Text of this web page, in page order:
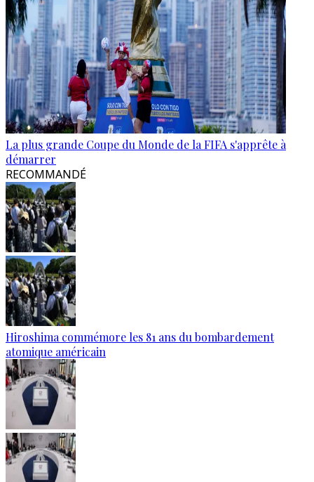
La plus grande Coupe du Monde de la FIFA s'apprête à
démarrer
RECOMMANDÉ
Hiroshima commémore les 81 ans du bombardement
atomique américain